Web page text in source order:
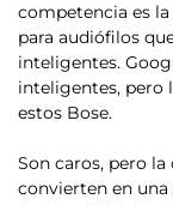
competencia es
para audiófilos
inteligentes.
inteligentes, pero
estos Bose.
Son caros, pero
convierten en